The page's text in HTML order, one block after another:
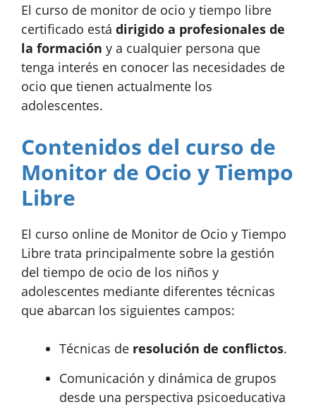
El curso de monitor de ocio y tiempo libre
certificado está dirigido a profesionales de
la formación y a cualquier persona que
tenga interés en conocer las necesidades de
ocio que tienen actualmente los
adolescentes.
Contenidos del curso de
Monitor de Ocio y Tiempo
Libre
El curso online de Monitor de Ocio y Tiempo
Libre trata principalmente sobre la gestión
del tiempo de ocio de los niños y
adolescentes mediante diferentes técnicas
que abarcan los siguientes campos:
Técnicas de resolución de conflictos.
Comunicación y dinámica de grupos
desde una perspectiva psicoeducativa